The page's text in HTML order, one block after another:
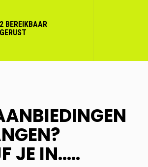
BEREIKBAAR
JE IN.....